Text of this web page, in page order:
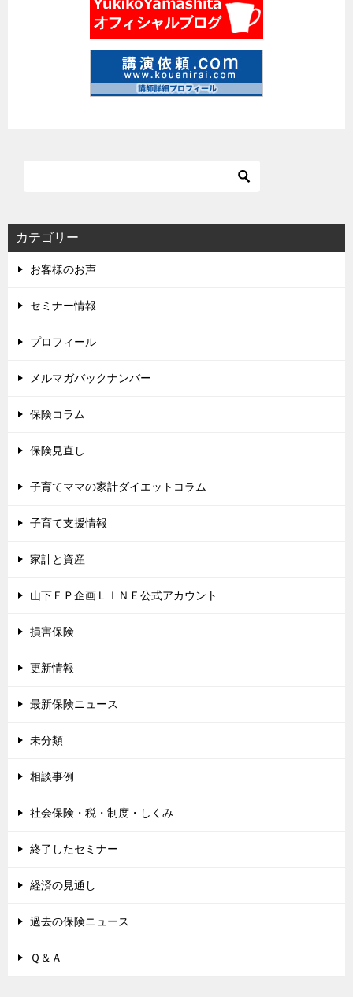
カテゴリー
お客様のお声
セミナー情報
プロフィール
メルマガバックナンバー
保険コラム
保険見直し
子育てママの家計ダイエットコラム
子育て支援情報
家計と資産
山下ＦＰ企画ＬＩＮＥ公式アカウント
損害保険
更新情報
最新保険ニュース
未分類
相談事例
社会保険・税・制度・しくみ
終了したセミナー
経済の見通し
過去の保険ニュース
Ｑ＆Ａ